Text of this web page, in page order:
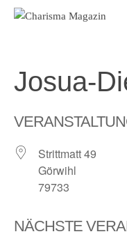
Zum
Josua-
Strittmatt 49
Görwihl
79733
NÄCHSTE